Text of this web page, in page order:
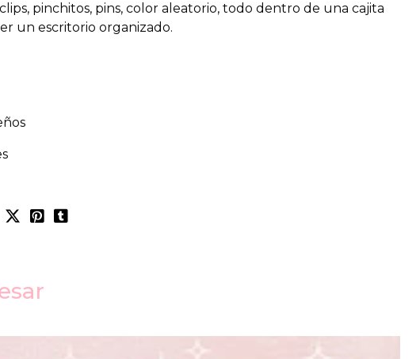
pinchitos, pins, color aleatorio, todo dentro de una cajita
un escritorio organizado.